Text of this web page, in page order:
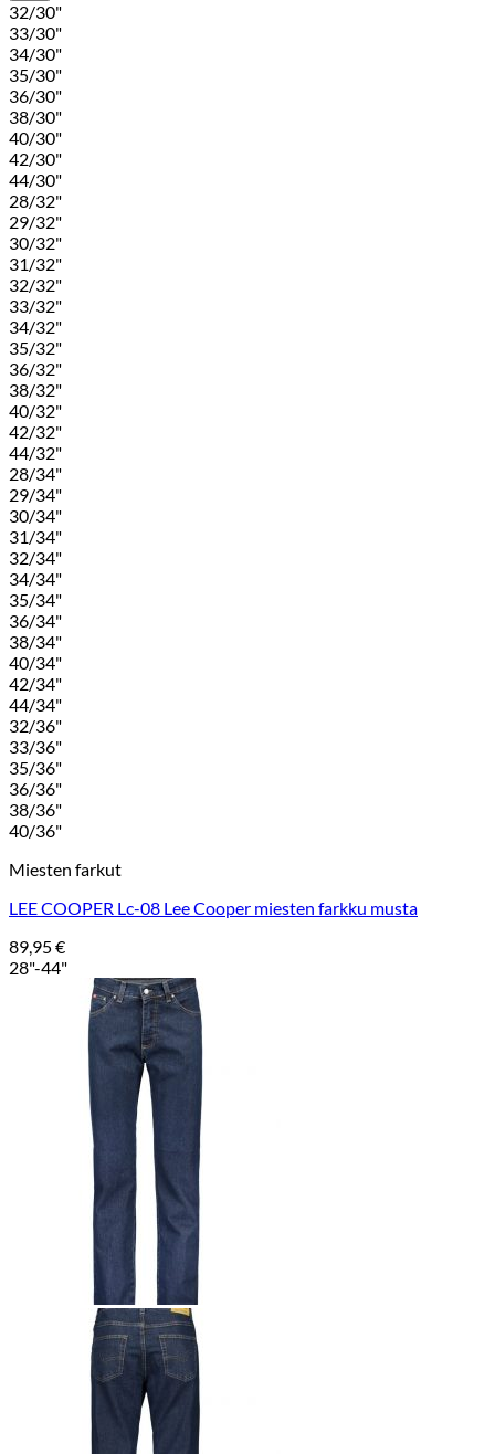
32/30"
33/30"
34/30"
35/30"
36/30"
38/30"
40/30"
42/30"
44/30"
28/32"
29/32"
30/32"
31/32"
32/32"
33/32"
34/32"
35/32"
36/32"
38/32"
40/32"
42/32"
44/32"
28/34"
29/34"
30/34"
31/34"
32/34"
34/34"
35/34"
36/34"
38/34"
40/34"
42/34"
44/34"
32/36"
33/36"
35/36"
36/36"
38/36"
40/36"
Miesten farkut
LEE COOPER Lc-08 Lee Cooper miesten farkku musta
89,95€
28"-44"